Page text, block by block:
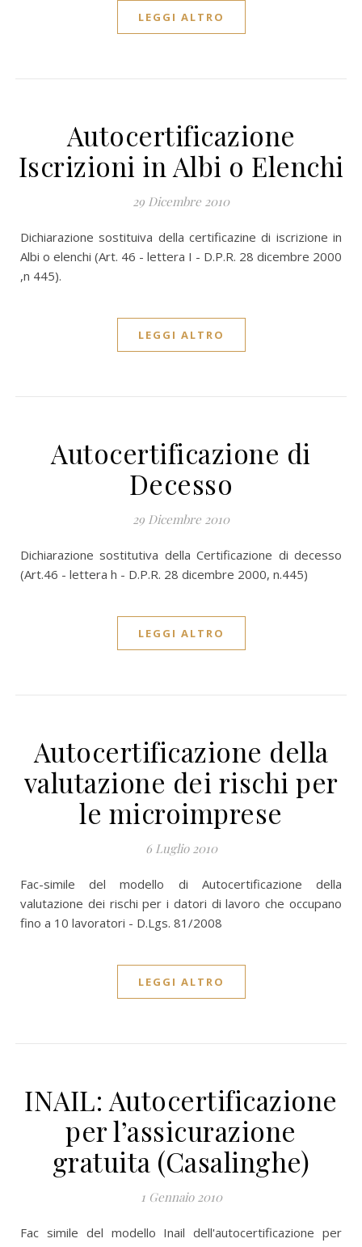
LEGGI ALTRO
Autocertificazione
Iscrizioni in Albi o Elenchi
29 Dicembre 2010
Dichiarazione sostituiva della certificazine di iscrizione in
Albi o elenchi (Art. 46 - lettera I - D.P.R. 28 dicembre 2000
,n 445).
LEGGI ALTRO
Autocertificazione di
Decesso
29 Dicembre 2010
Dichiarazione sostitutiva della Certificazione di decesso
(Art.46 - lettera h - D.P.R. 28 dicembre 2000, n.445)
LEGGI ALTRO
Autocertificazione della
valutazione dei rischi per
le microimprese
6 Luglio 2010
Fac-simile del modello di Autocertificazione della
valutazione dei rischi per i datori di lavoro che occupano
fino a 10 lavoratori - D.Lgs. 81/2008
LEGGI ALTRO
INAIL: Autocertificazione
per l’assicurazione
gratuita (Casalinghe)
1 Gennaio 2010
Fac simile del modello Inail dell'autocertificazione per